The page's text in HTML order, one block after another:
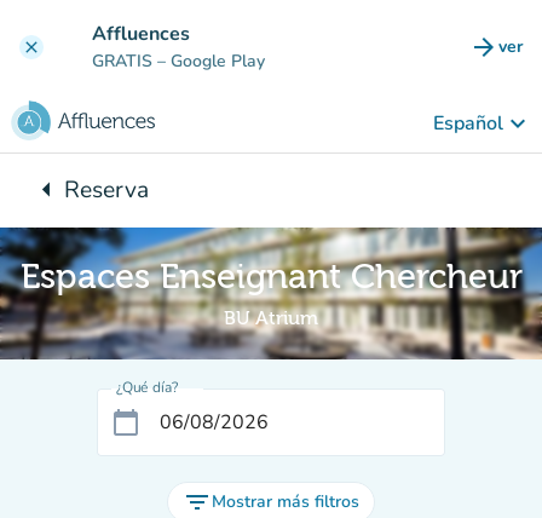
clear Affluences
GRATIS – Google Play arrow_forward ver
Español keyboard_arrow_down
arrow_leftVuelta:
Reserva
Espaces Enseignant Chercheur
BU Atrium
¿Qué día?
calendar_today
filter_list Mostrar más filtros